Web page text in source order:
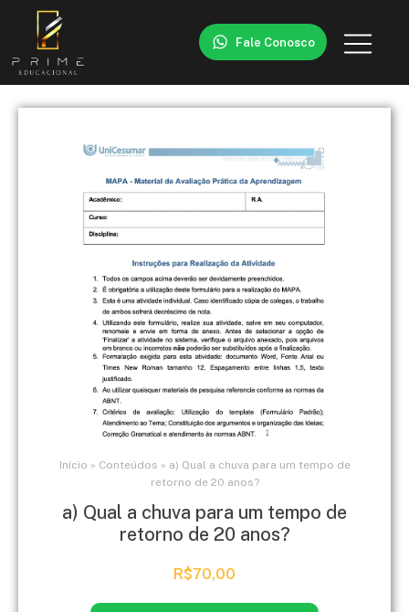
Fale Conosco
Início » Conteúdos » a) Qual a chuva para um tempo de
retorno de 20 anos?
a) Qual a chuva para um tempo de
retorno de 20 anos?
R$70,00